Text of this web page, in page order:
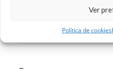
Ver
Política de cookies